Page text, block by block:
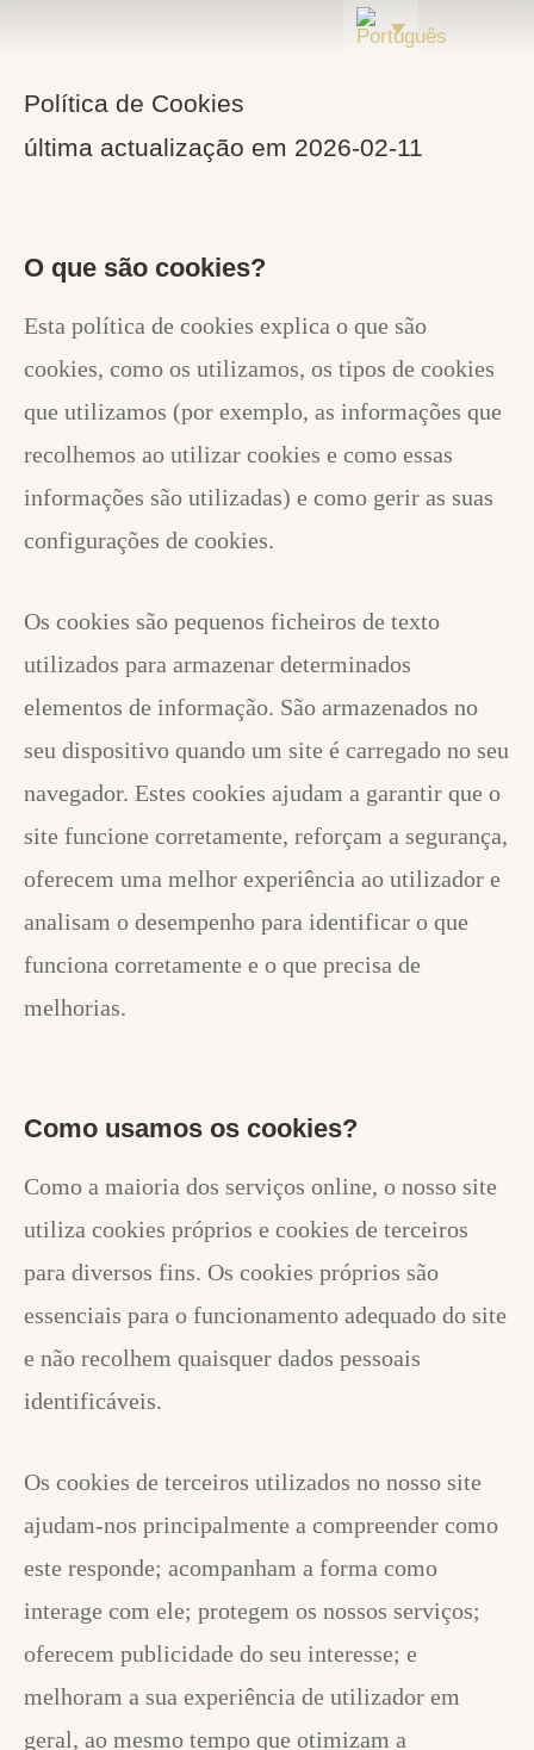
Política de Cookies
última actualização em 2026-02-11
O que são cookies?
Esta política de cookies explica o que são
cookies, como os utilizamos, os tipos de cookies
que utilizamos (por exemplo, as informações que
recolhemos ao utilizar cookies e como essas
informações são utilizadas) e como gerir as suas
configurações de cookies.
Os cookies são pequenos ficheiros de texto
utilizados para armazenar determinados
elementos de informação. São armazenados no
seu dispositivo quando um site é carregado no seu
navegador. Estes cookies ajudam a garantir que o
site funcione corretamente, reforçam a segurança,
oferecem uma melhor experiência ao utilizador e
analisam o desempenho para identificar o que
funciona corretamente e o que precisa de
melhorias.
Como usamos os cookies?
Como a maioria dos serviços online, o nosso site
utiliza cookies próprios e cookies de terceiros
para diversos fins. Os cookies próprios são
essenciais para o funcionamento adequado do site
e não recolhem quaisquer dados pessoais
identificáveis.
Os cookies de terceiros utilizados no nosso site
ajudam-nos principalmente a compreender como
este responde; acompanham a forma como
interage com ele; protegem os nossos serviços;
oferecem publicidade do seu interesse; e
melhoram a sua experiência de utilizador em
geral, ao mesmo tempo que otimizam a